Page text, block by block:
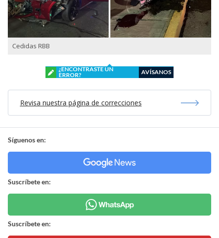
Cedidas RBB
¿ENCONTRASTE UN
ERROR?
AVÍSANOS
Revisa nuestra página de correcciones
Síguenos en:
Suscríbete en:
Suscríbete en: